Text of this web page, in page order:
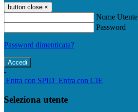
button close ×
Nome Utente
Password
Password dimenticata?
-
Entra con SPID Entra con CIE
Seleziona utente